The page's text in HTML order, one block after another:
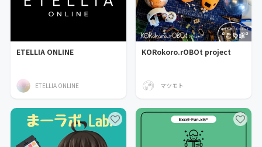
ETELLIA ONLINE
ETELLIA ONLINE
KORokoro.rOBOt project
マツモト